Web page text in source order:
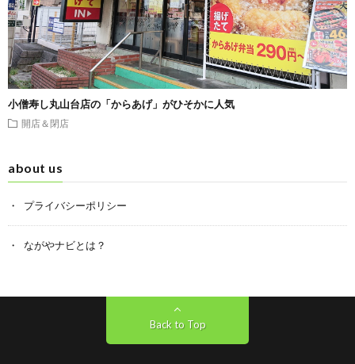
小僧寿し丸山台店の「からあげ」がひそかに人気
開店＆閉店
about us
プライバシーポリシー
ながやナビとは？
Back to Top